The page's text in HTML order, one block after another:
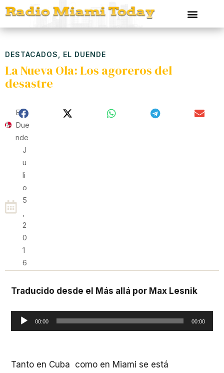
DESTACADOS EL DUENDE
La Nueva Ola: Los agoreros del
desastre
El
Due
Nde
J
U
Li
O
5
,
2
0
1
6
Traducido desde el Más allá por Max Lesnik
Reproductor
de
00:00 00:00
Tanto en Cuba como en Miami se está